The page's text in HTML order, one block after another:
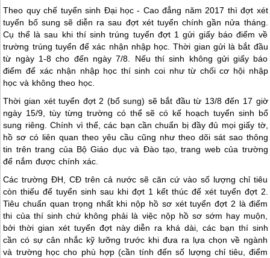
Theo quy chế tuyển sinh Đại học - Cao đẳng năm 2017 thì đợt xét
tuyển bố sung sẽ diễn ra sau đợt xét tuyển chính gần nửa tháng.
Cụ thể là sau khi thí sinh trúng tuyển đợt 1 gửi giấy báo điểm về
trường trúng tuyển để xác nhận nhập học. Thời gian gửi là bắt đầu
từ ngày 1-8 cho đến ngày 7/8. Nếu thí sinh không gửi giấy báo
điểm để xác nhận nhập học thí sinh coi như từ chối cơ hội nhập
học và không theo học.
Thời gian xét tuyển đợt 2 (bổ sung) sẽ bắt đầu từ 13/8 đến 17 giờ
ngày 15/9, tùy từng trường có thể sẽ có kế hoạch tuyển sinh bổ
sung riêng. Chính vì thế, các bạn cần chuẩn bị đầy đủ mọi giấy tờ,
hồ sơ có liên quan theo yêu cầu cũng như theo dõi sát sao thông
tin trên trang của Bộ Giáo dục và Đào tạo, trang web của trường
để nắm được chính xác.
Các trường ĐH, CĐ trên cả nước sẽ căn cứ vào số lượng chỉ tiêu
còn thiếu để tuyển sinh sau khi đợt 1 kết thúc để xét tuyển đợt 2.
Tiêu chuẩn quan trọng nhất khi nộp hồ sơ xét tuyển đợt 2 là điểm
thi của thí sinh chứ không phải là việc nộp hồ sơ sớm hay muộn,
bởi thời gian xét tuyển đợt này diễn ra khá dài, các bạn thí sinh
cần có sự cân nhắc kỹ lưỡng trước khi đưa ra lựa chọn về ngành
và trường học cho phù hợp (cần tính đến số lượng chỉ tiêu, điểm